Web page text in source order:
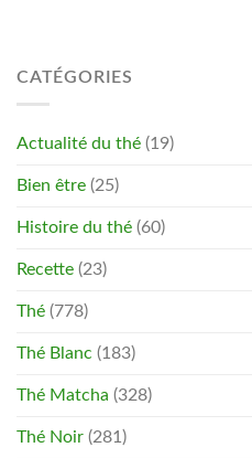
CATÉGORIES
Actualité du thé (19)
Bien être (25)
Histoire du thé (60)
Recette (23)
Thé (778)
Thé Blanc (183)
Thé Matcha (328)
Thé Noir (281)